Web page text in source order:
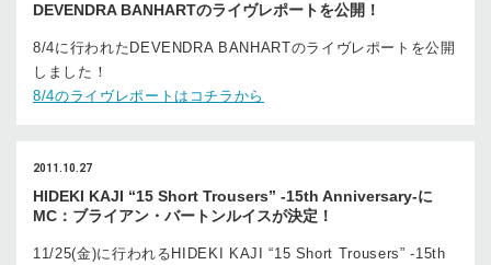
DEVENDRA BANHARTのライヴレポートを公開！
8/4に行われたDEVENDRA BANHARTのライヴレポートを公開
しました！
8/4のライヴレポートはコチラから
2011.10.27
HIDEKI KAJI “15 Short Trousers” -15th Anniversary-に
MC：ブライアン・バートンルイスが決定！
11/25(金)に行われるHIDEKI KAJI “15 Short Trousers” -15th